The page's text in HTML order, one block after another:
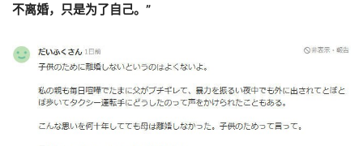
不离婚，只是为了自己。”